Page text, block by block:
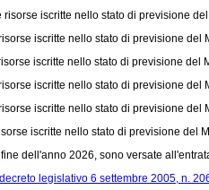
iscritte nello stato di previsione
iscritte nello stato di previsione del
iscritte nello stato di previsione del
iscritte nello stato di previsione del
iscritte nello stato di previsione del
iscritte nello stato di previsione del
dell'anno 2026, sono versate
decreto legislativo 6 settembre 2005, n.